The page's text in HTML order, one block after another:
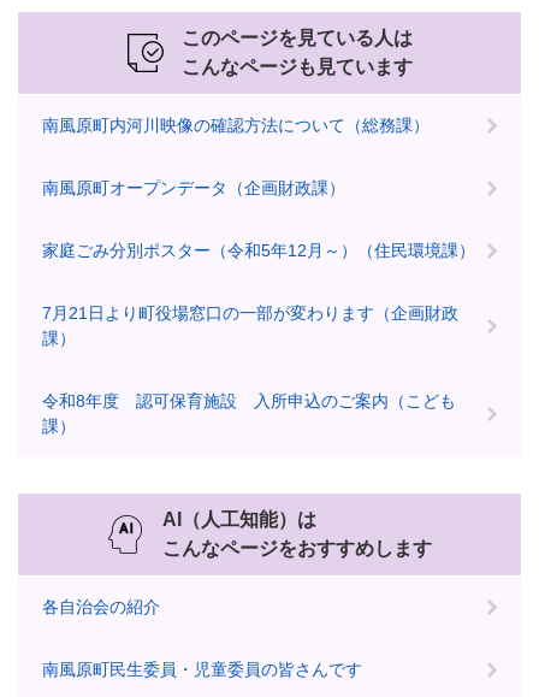
このページを見ている人は
こんなページも見ています
南風原町内河川映像の確認方法について（総務課）
南風原町オープンデータ（企画財政課）
家庭ごみ分別ポスター（令和5年12月～）（住民環境課）
7月21日より町役場窓口の一部が変わります（企画財政
課）
令和8年度 認可保育施設 入所申込のご案内（こども
課）
AI（人工知能）は
こんなページをおすすめします
各自治会の紹介
南風原町民生委員・児童委員の皆さんです